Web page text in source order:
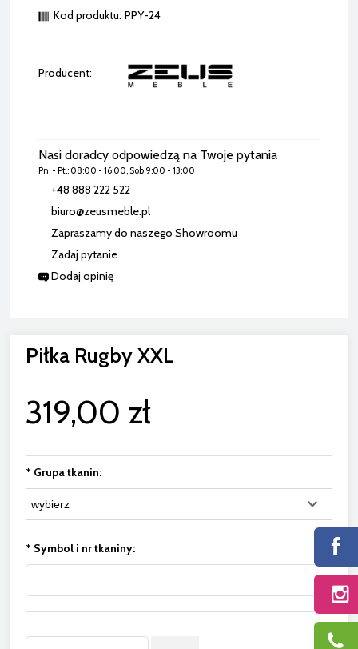
Cena nie zawiera ewentualnych kosztów płatności
Kod produktu: PPY-24
Producent:
Nasi doradcy odpowiedzą na Twoje pytania
Pn. - Pt.: 08:00 - 16:00, Sob 9:00 - 13:00
+48 888 222 522
biuro@zeusmeble.pl
Zapraszamy do naszego Showroomu
Zadaj pytanie
Dodaj opinię
Piłka Rugby XXL
319,00 zł
* Grupa tkanin:
* Symbol i nr tkaniny: